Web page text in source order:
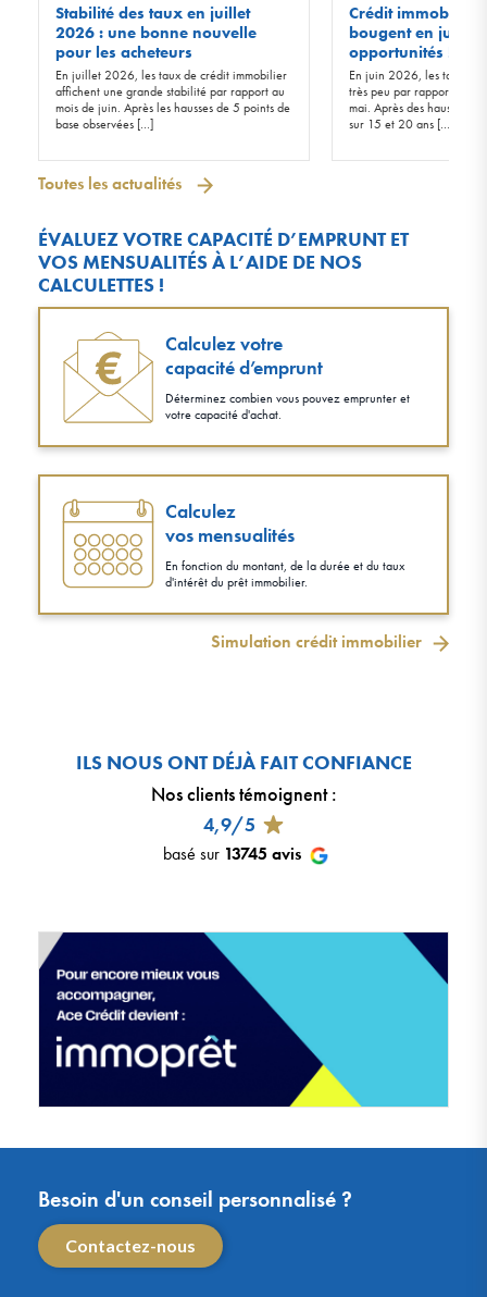
Stabilité des taux en juillet
2026 : une bonne nouvelle
pour les acheteurs
En juillet 2026, les taux de crédit immobilier
affichent une grande stabilité par rapport au
mois de juin. Après les hausses de 5 points de
base observées […]
Crédit immobilier
bougent en juin
opportunités !
En juin 2026, les taux
très peu par rapport à
mai. Après des hausses
sur 15 et 20 ans […]
Toutes les actualités
ÉVALUEZ VOTRE CAPACITÉ D’EMPRUNT ET
VOS MENSUALITÉS À L’AIDE DE NOS
CALCULETTES !
Calculez votre
capacité d’emprunt
Déterminez combien vous pouvez emprunter et
votre capacité d'achat.
Calculez
vos mensualités
En fonction du montant, de la durée et du taux
d'intérêt du prêt immobilier.
Simulation crédit immobilier
ILS NOUS ONT DÉJÀ FAIT CONFIANCE
Nos clients témoignent:
4,9/5
basé sur 13745 avis
Besoin d'un conseil personnalisé ?
Contactez-nous